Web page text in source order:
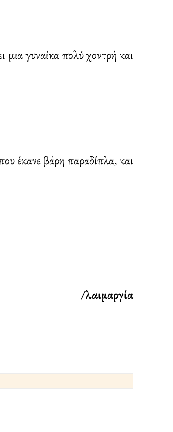
μια γυναίκα πολύ χοντρή και
έκανε βάρη παραδίπλα, και
/λαιμαργία